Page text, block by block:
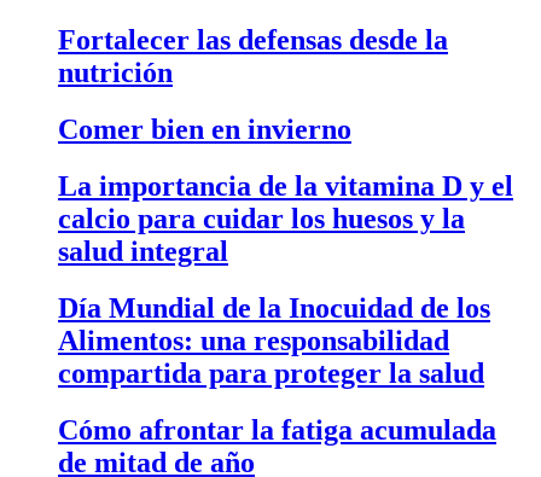
Fortalecer las defensas desde la
nutrición
Comer bien en invierno
La importancia de la vitamina D y el
calcio para cuidar los huesos y la
salud integral
Día Mundial de la Inocuidad de los
Alimentos: una responsabilidad
compartida para proteger la salud
Cómo afrontar la fatiga acumulada
de mitad de año